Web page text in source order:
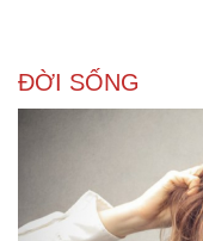
ĐỜI SỐNG